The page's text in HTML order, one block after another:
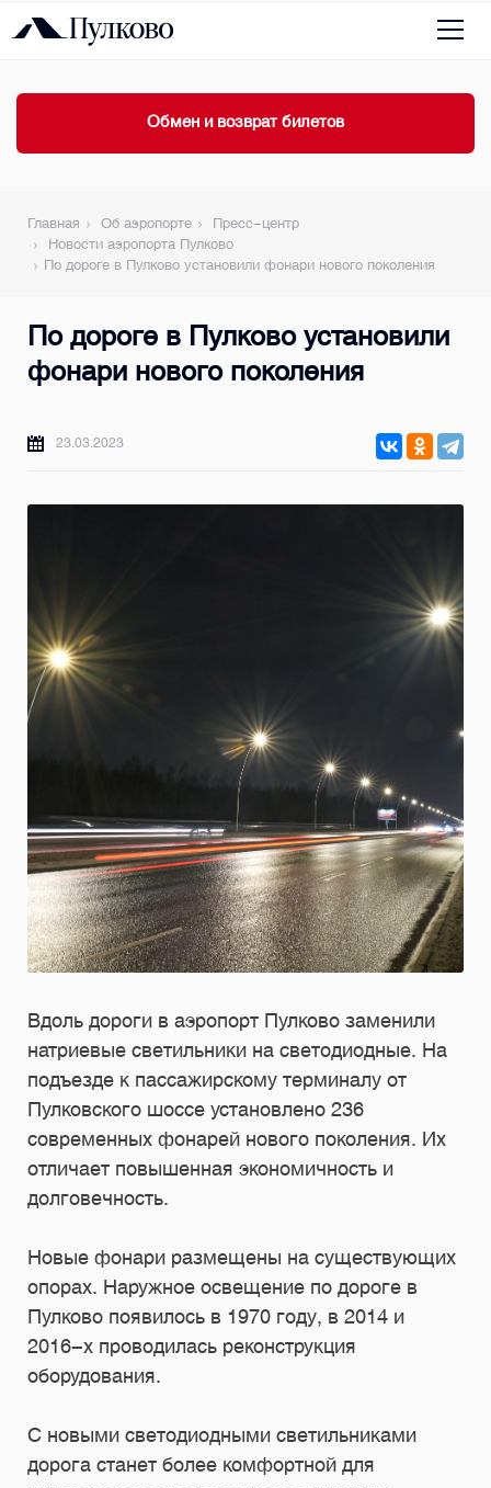
Обмен и возврат билетов
Главная Об аэропорте
Пресс-центр
Новости аэропорта Пулково
По дороге в Пулково установили фонари нового поколения
По дороге в Пулково установили
фонари нового поколения
23.03.2023
Вдоль дороги в аэропорт Пулково заменили
натриевые светильники на светодиодные. На
подъезде к пассажирскому терминалу от
Пулковского шоссе установлено 236
современных фонарей нового поколения. Их
отличает повышенная экономичность и
долговечность.
Новые фонари размещены на существующих
опорах. Наружное освещение по дороге в
Пулково появилось в 1970 году, в 2014 и
2016-х проводилась реконструкция
оборудования.
С новыми светодиодными светильниками
дорога станет более комфортной для